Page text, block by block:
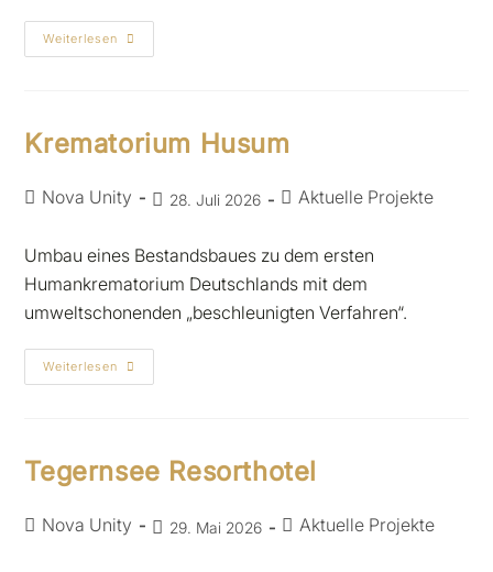
Weiterlesen
Krematorium Husum
Nova Unity 28. Juli 2026 Aktuelle Projekte
Umbau eines Bestandsbaues zu dem ersten
Humankrematorium Deutschlands mit dem
umweltschonenden „beschleunigten Verfahren“.
Weiterlesen
Tegernsee Resorthotel
Nova Unity 29. Mai 2026 Aktuelle Projekte